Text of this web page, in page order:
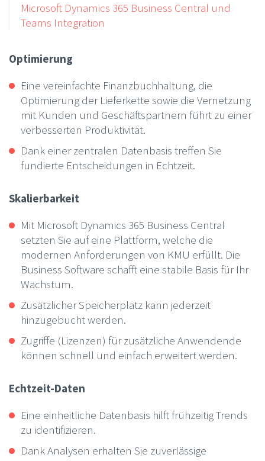
Microsoft Dynamics 365 Business Central und
Teams Integration
Optimierung
Eine vereinfachte Finanzbuchhaltung, die
Optimierung der Lieferkette sowie die Vernetzung
mit Kunden und Geschäftspartnern führt zu einer
verbesserten Produktivität.
Dank einer zentralen Datenbasis treffen Sie
fundierte Entscheidungen in Echtzeit.
Skalierbarkeit
Mit Microsoft Dynamics 365 Business Central
setzten Sie auf eine Plattform, welche die
modernen Anforderungen von KMU erfüllt. Die
Business Software schafft eine stabile Basis für Ihr
Wachstum.
Zusätzlicher Speicherplatz kann jederzeit
hinzugebucht werden.
Zugriffe (Lizenzen) für zusätzliche Anwendende
können schnell und einfach erweitert werden.
Echtzeit-Daten
Eine einheitliche Datenbasis hilft frühzeitig Trends
zu identifizieren.
Dank Analysen erhalten Sie zuverlässige